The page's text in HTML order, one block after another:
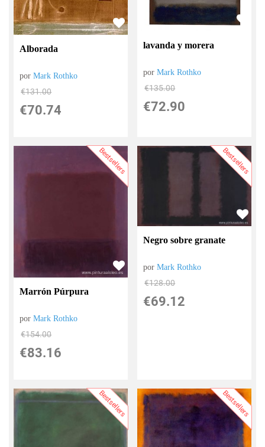
Alborada
porMark Rothko
€131.00
€70.74
lavanda y morera
porMark Rothko
€135.00
€72.90
Bestsellers
Marrón Púrpura
porMark Rothko
€154.00
€83.16
Bestsellers
Negro sobre granate
porMark Rothko
€128.00
€69.12
Bestsellers Bestsellers